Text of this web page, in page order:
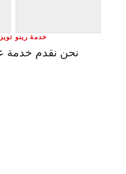
خدمة رينو
نحن نقدم خدمة